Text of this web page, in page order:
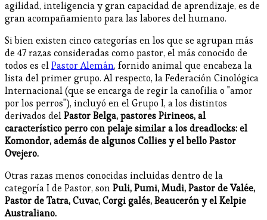
agilidad, inteligencia y gran capacidad de aprendizaje, es de
gran acompañamiento para las labores del humano.
Si bien existen cinco categorías en los que se agrupan más
de 47 razas consideradas como pastor, el más conocido de
todos es elPastor Alemán, fornido animal que encabeza la
lista del primer grupo. Al respecto, la Federación Cinológica
Internacional (que se encarga de regir la canofilia o "amor
por los perros"), incluyó en el Grupo I, a los distintos
derivados delPastor Belga, pastores Pirineos, al
característico perro con pelaje similar a los dreadlocks: el
Komondor, además de algunos Collies y el bello Pastor
Ovejero.
Otras razas menos conocidas incluidas dentro de la
categoría I de Pastor, sonPuli, Pumi, Mudi, Pastor de Valée,
Pastor de Tatra, Cuvac, Corgi galés, Beaucerón y el Kelpie
Australiano.